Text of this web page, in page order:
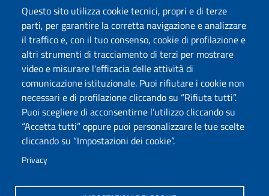
Questo sito utilizza cookie tecnici, propri e di terze
parti, per garantire la corretta navigazione e analizzare
il traffico e, con il tuo consenso, cookie di profilazione e
altri strumenti di tracciamento di terzi per mostrare
video e misurare l'efficacia delle attività di
comunicazione istituzionale. Puoi rifiutare i cookie non
necessari e di profilazione cliccando su “Rifiuta tutti”.
Puoi scegliere di acconsentirne l’utilizzo cliccando su
“Accetta tutti” oppure puoi personalizzare le tue scelte
cliccando su “Impostazioni dei cookie”.
Privacy
Università degli Studi di Sassari
Piazza Università 21, Sassari
Tel.: 800 882994 (Orientamento studenti)
RETTORE:rettore@uniss.it
PEC:protocollo@pec.uniss.it
URP:urp@uniss.it
P.I. 00196350904 –pagoPA®
Seguici su
Chatta con noi